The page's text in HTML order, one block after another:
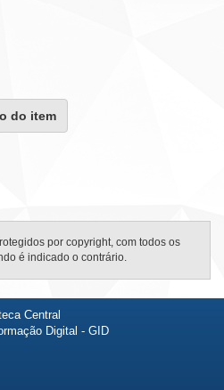
do item
por copyright, com todos os
é indicado o contrário.
Central
Digital - GID